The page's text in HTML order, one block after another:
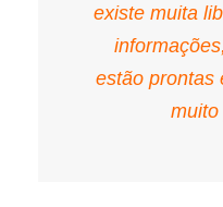
existe muita
estão prontas
muito